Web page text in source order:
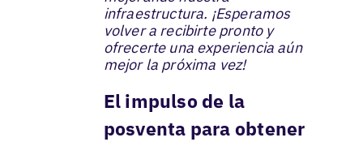
infraestructura. ¡Esperamos
volver a recibirte pronto y
ofrecerte una experiencia aún
mejor la próxima vez!
El impulso de la
posventa para obtener